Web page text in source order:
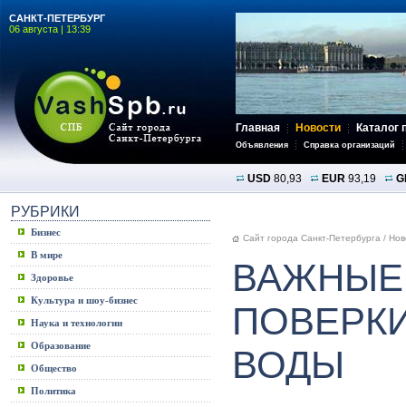
САНКТ-ПЕТЕРБУРГ
06 августа | 13:39
Главная Новости Каталог
Объявления Справка организаций
USD 80,93 EUR 93,19
РУБРИКИ
Бизнес
В мире
Здоровье
Культура и шоу-бизнес
Наука и технологии
Образование
Общество
Политика
Сайт города Санкт-Петербурга /
ВОДЫ